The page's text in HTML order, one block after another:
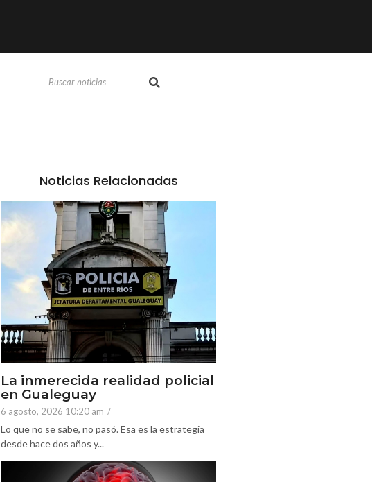
Noticias Relacionadas
La inmerecida realidad policial
en Gualeguay
6 agosto, 2026 10:20 am /
Lo que no se sabe, no pasó. Esa es la estrategia
desde hace dos años y...